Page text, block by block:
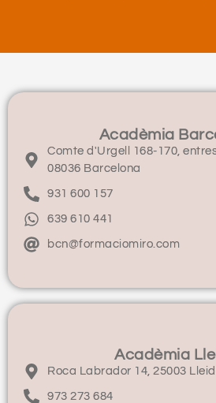
Acadèmia
Comte d'Urgell 168-170,
08036 Barcelona
931 600 157
639 610 441
bcn@formaciomiro.com
Acadèmia
Roca Labrador 14, 25003
973 273 684